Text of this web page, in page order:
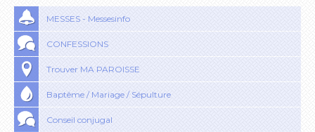
MESSES - Messesinfo
CONFESSIONS
Trouver MA PAROISSE
Baptême / Mariage / Sépulture
Conseil conjugal